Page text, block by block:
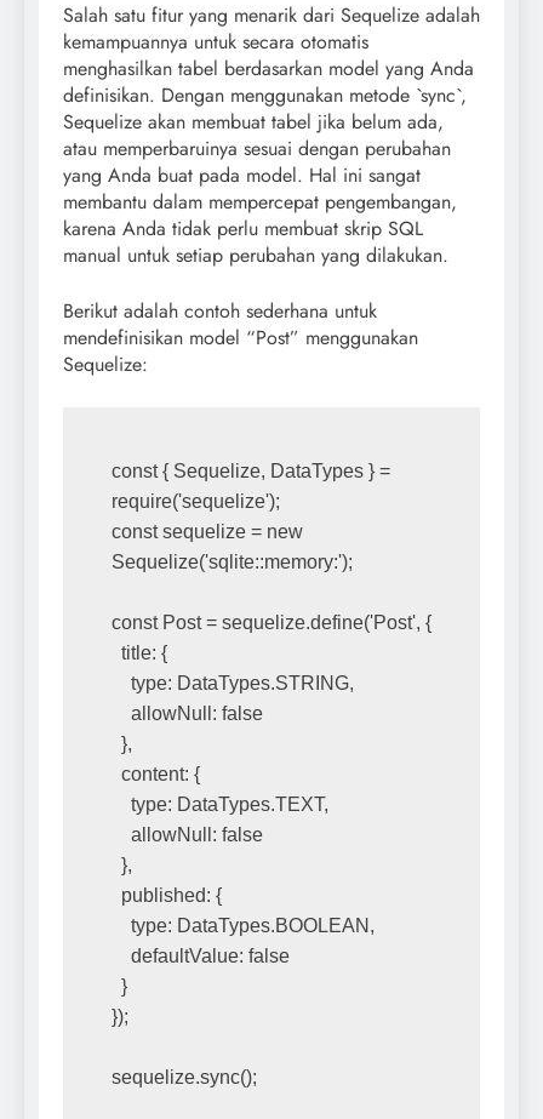
Salah satu fitur yang menarik dari Sequelize adalah
kemampuannya untuk secara otomatis
menghasilkan tabel berdasarkan model yang Anda
definisikan. Dengan menggunakan metode `sync`,
Sequelize akan membuat tabel jika belum ada,
atau memperbaruinya sesuai dengan perubahan
yang Anda buat pada model. Hal ini sangat
membantu dalam mempercepat pengembangan,
karena Anda tidak perlu membuat skrip SQL
manual untuk setiap perubahan yang dilakukan.
Berikut adalah contoh sederhana untuk
mendefinisikan model “Post” menggunakan
Sequelize:
const { Sequelize, DataTypes } =
require('sequelize');
const sequelize = new
Sequelize('sqlite::memory:');
const Post = sequelize.define('Post', {
  title: {
    type: DataTypes.STRING,
    allowNull: false
  },
  content: {
    type: DataTypes.TEXT,
    allowNull: false
  },
  published: {
    type: DataTypes.BOOLEAN,
    defaultValue: false
  }
});
sequelize.sync();